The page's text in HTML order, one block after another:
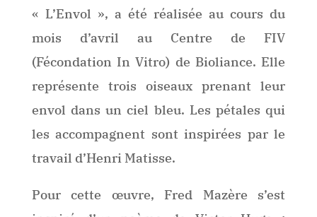
« L’Envol », a été réalisée au cours du
mois d’avril au Centre de FIV
(Fécondation In Vitro) de Bioliance. Elle
représente trois oiseaux prenant leur
envol dans un ciel bleu. Les pétales qui
les accompagnent sont inspirées par le
travail d’Henri Matisse.
Pour cette œuvre, Fred Mazère s’est